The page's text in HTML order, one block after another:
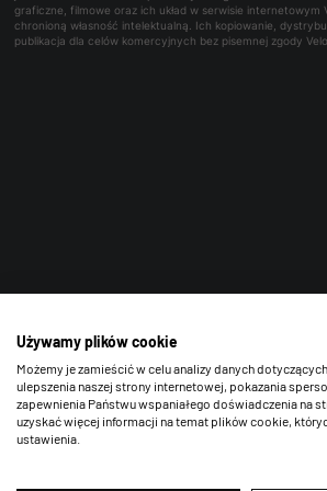
graficzne, filmowe oraz ich układ w serwisie internetowym
chronioną własność intelektualną. Ich kopiowanie,
publikacja dla celów komercyjnych bez pisemnej zgody
Używamy plików cookie
Możemy je zamieścić w celu analizy danych
ulepszenia naszej strony internetowej, pokazania
zapewnienia Państwu wspaniałego doświadczenia na
uzyskać więcej informacji na temat plików cookie,
ustawienia.